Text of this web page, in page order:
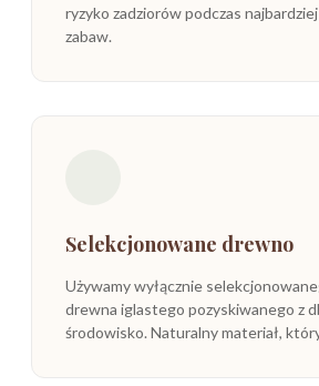
ryzyko zadziorów podczas
zabaw.
Selekcjonowane drewno
Używamy wyłącznie
drewna iglastego pozyskiwanego z
środowisko. Naturalny materiał,